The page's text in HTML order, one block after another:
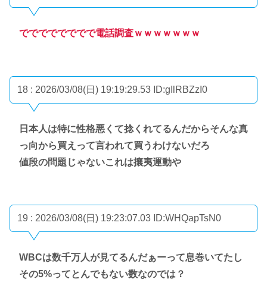
でででででででで電話調査ｗｗｗｗｗｗｗ
18 : 2026/03/08(日) 19:19:29.53 ID:gIlRBZzI0
日本人は特に性格悪くて捻くれてるんだからそんな真
っ向から買えって言われて買うわけないだろ
値段の問題じゃないこれは攘夷運動や
19 : 2026/03/08(日) 19:23:07.03 ID:WHQapTsN0
WBCは数千万人が見てるんだぁーって息巻いてたし
その5%ってとんでもない数なのでは？